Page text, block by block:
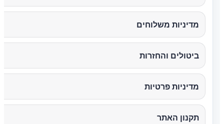
מדיניות משלוחים
ביטולים והחזרות
מדיניות פרטיות
תקנון האתר